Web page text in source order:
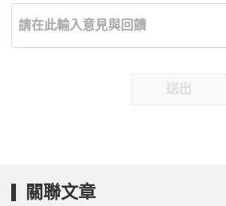
送出
關聯文章